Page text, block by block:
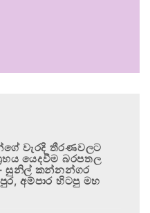
වැරදි තීරණවලට
යෙදවීම බරපතල
සුනිල් කන්නන්ගර
අම්පාර හිටපු මහ